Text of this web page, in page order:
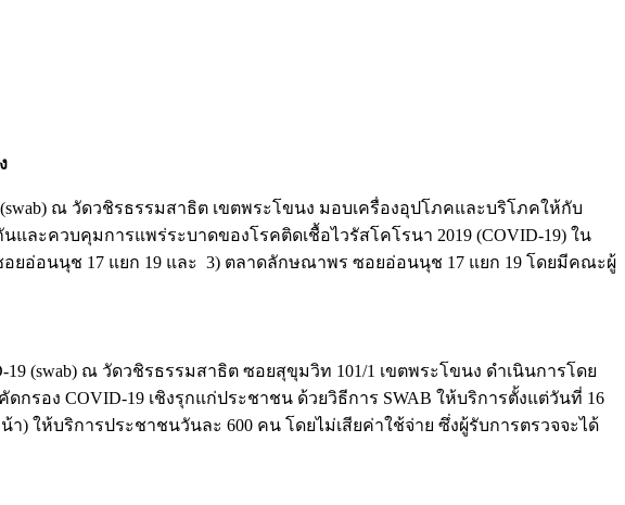
ณ วัดวชิรธรรมสาธิต เขตพระโขนง มอบเครื่องอุปโภคและบริโภคให้กับ
ะควบคุมการแพร่ระบาดของโรคติดเชื้อไวรัสโคโรนา 2019 (COVID-19) ใน
ยอ่อนนุช 17 แยก 19 และ 3) ตลาดลักษณาพร ซอยอ่อนนุช 17 แยก 19 โดยมีคณะผู้
(swab) ณ วัดวชิรธรรมสาธิต ซอยสุขุมวิท 101/1 เขตพระโขนง ดำเนินการโดย
รอง COVID-19 เชิงรุกแก่ประชาชน ด้วยวิธีการ SWAB ให้บริการตั้งแต่วันที่ 16
น้า) ให้บริการประชาชนวันละ 600 คน โดยไม่เสียค่าใช้จ่าย ซึ่งผู้รับการตรวจจะได้